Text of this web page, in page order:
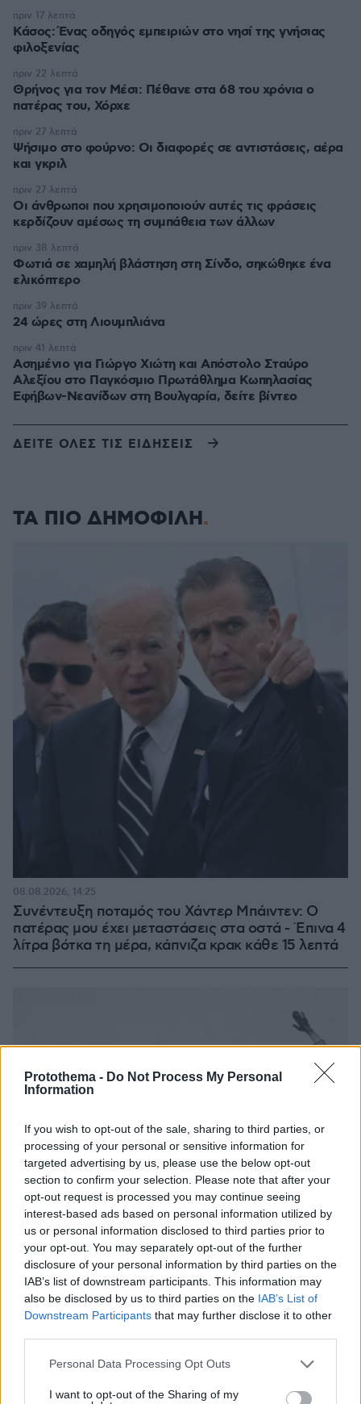
Protothema - Do Not Process My Personal
Information
If you wish to opt-out of the sale, sharing to third parties, or
processing of your personal or sensitive information for
targeted advertising by us, please use the below opt-out
section to confirm your selection. Please note that after your
opt-out request is processed you may continue seeing
interest-based ads based on personal information utilized by
us or personal information disclosed to third parties prior to
your opt-out. You may separately opt-out of the further
disclosure of your personal information by third parties on the
IAB’s list of downstream participants. This information may
also be disclosed by us to third parties on the IAB’s List of
Downstream Participants that may further disclose it to other
Please note that this website/app uses one or more Google
not limited to your visit or usage behaviour. You may click to
Personal Data Processing Opt Outs
I want to opt-out of the Sharing of my
Κάσος: Ένας οδηγός εμπειριών στο νησί της γνήσιας
φιλοξενίας
πριν 17 λεπτά
Θρήνος για τον Μέσι: Πέθανε στα 68 του χρόνια ο
πατέρας του, Χόρχε
πριν 22 λεπτά
Ψήσιμο στο φούρνο: Οι διαφορές σε αντιστάσεις, αέρα
και γκριλ
πριν 27 λεπτά
Οι άνθρωποι που χρησιμοποιούν αυτές τις φράσεις
κερδίζουν αμέσως τη συμπάθεια των άλλων
πριν 27 λεπτά
Φωτιά σε χαμηλή βλάστηση στη Σίνδο, σηκώθηκε ένα
ελικόπτερο
πριν 38 λεπτά
24 ώρες στη Λιουμπλιάνα
πριν 39 λεπτά
Ασημένιο για Γιώργο Χιώτη και Απόστολο Σταύρο
Αλεξίου στο Παγκόσμιο Πρωτάθλημα Κωπηλασίας
Εφήβων-Νεανίδων στη Βουλγαρία, δείτε βίντεο
πριν 41 λεπτά
ΔΕΙΤΕ ΟΛΕΣ ΤΙΣ ΕΙΔΗΣΕΙΣ
ΤΑ ΠΙΟ ΔΗΜΟΦΙΛΗ
Συνέντευξη ποταμός του Χάντερ Μπάιντεν: Ο
πατέρας μου έχει μεταστάσεις στα οστά - Έπινα 4
λίτρα βότκα τη μέρα, κάπνιζα κρακ κάθε 15 λεπτά
08.08.2026, 14:25
Τι έγραφαν οι ξένοι ανταποκριτές σε
τηλεγραφήματά τους από τη Μικρά Ασία το 1921
08.08.2026, 10:26